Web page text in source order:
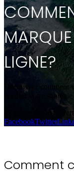
LIGNE?
Découvrez
booster votre
48 pages de découverte
FacebookTwitter
Comment